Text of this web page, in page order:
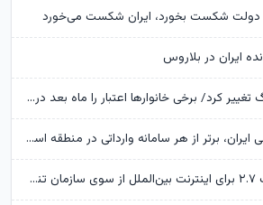
دولت شکست بخورد، ایران شکست می‌خورد
ایران در بلاروس
زمانبندی شارژ کالابرگ تغییر کرد/ برخی خانوارها اعتبار را ماه بعد دریافت می‌کنند
ابن‌الرضا: فناوری بومی ایران، برتر از هر سامانه وارداتی در منطقه است
تکذیب اعمال ضریب ۲.۷ برای اینترنت بین‌الملل از سوی سازمان تنظیم مقررات